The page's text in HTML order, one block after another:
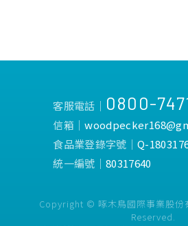
客服電話│ 0800-
信箱│
食品業登錄字號│Q-
統一編號│80317640
Copyright © 啄木鳥國際事業股份
Reserved.